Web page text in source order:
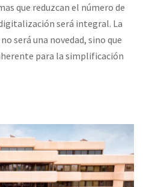
que reduzcan el número de
será integral. La
será una novedad, sino que
para la simplificación